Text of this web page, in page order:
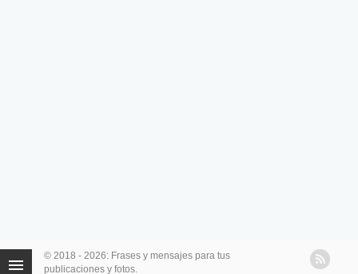
© 2018 - 2026: Frases y mensajes para tus
publicaciones y fotos.